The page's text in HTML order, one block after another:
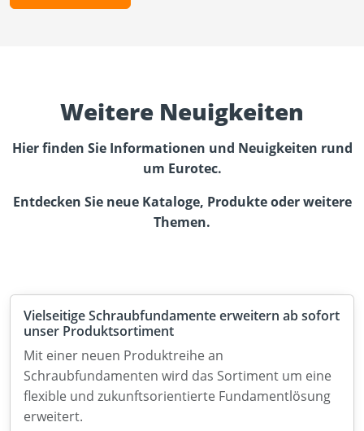
Weitere Neuigkeiten
Hier finden Sie Informationen und Neuigkeiten rund
um Eurotec.
Entdecken Sie neue Kataloge, Produkte oder weitere
Themen.
Vielseitige Schraubfundamente erweitern ab sofort
unser Produktsortiment
Mit einer neuen Produktreihe an
Schraubfundamenten wird das Sortiment um eine
flexible und zukunftsorientierte Fundamentlösung
erweitert.